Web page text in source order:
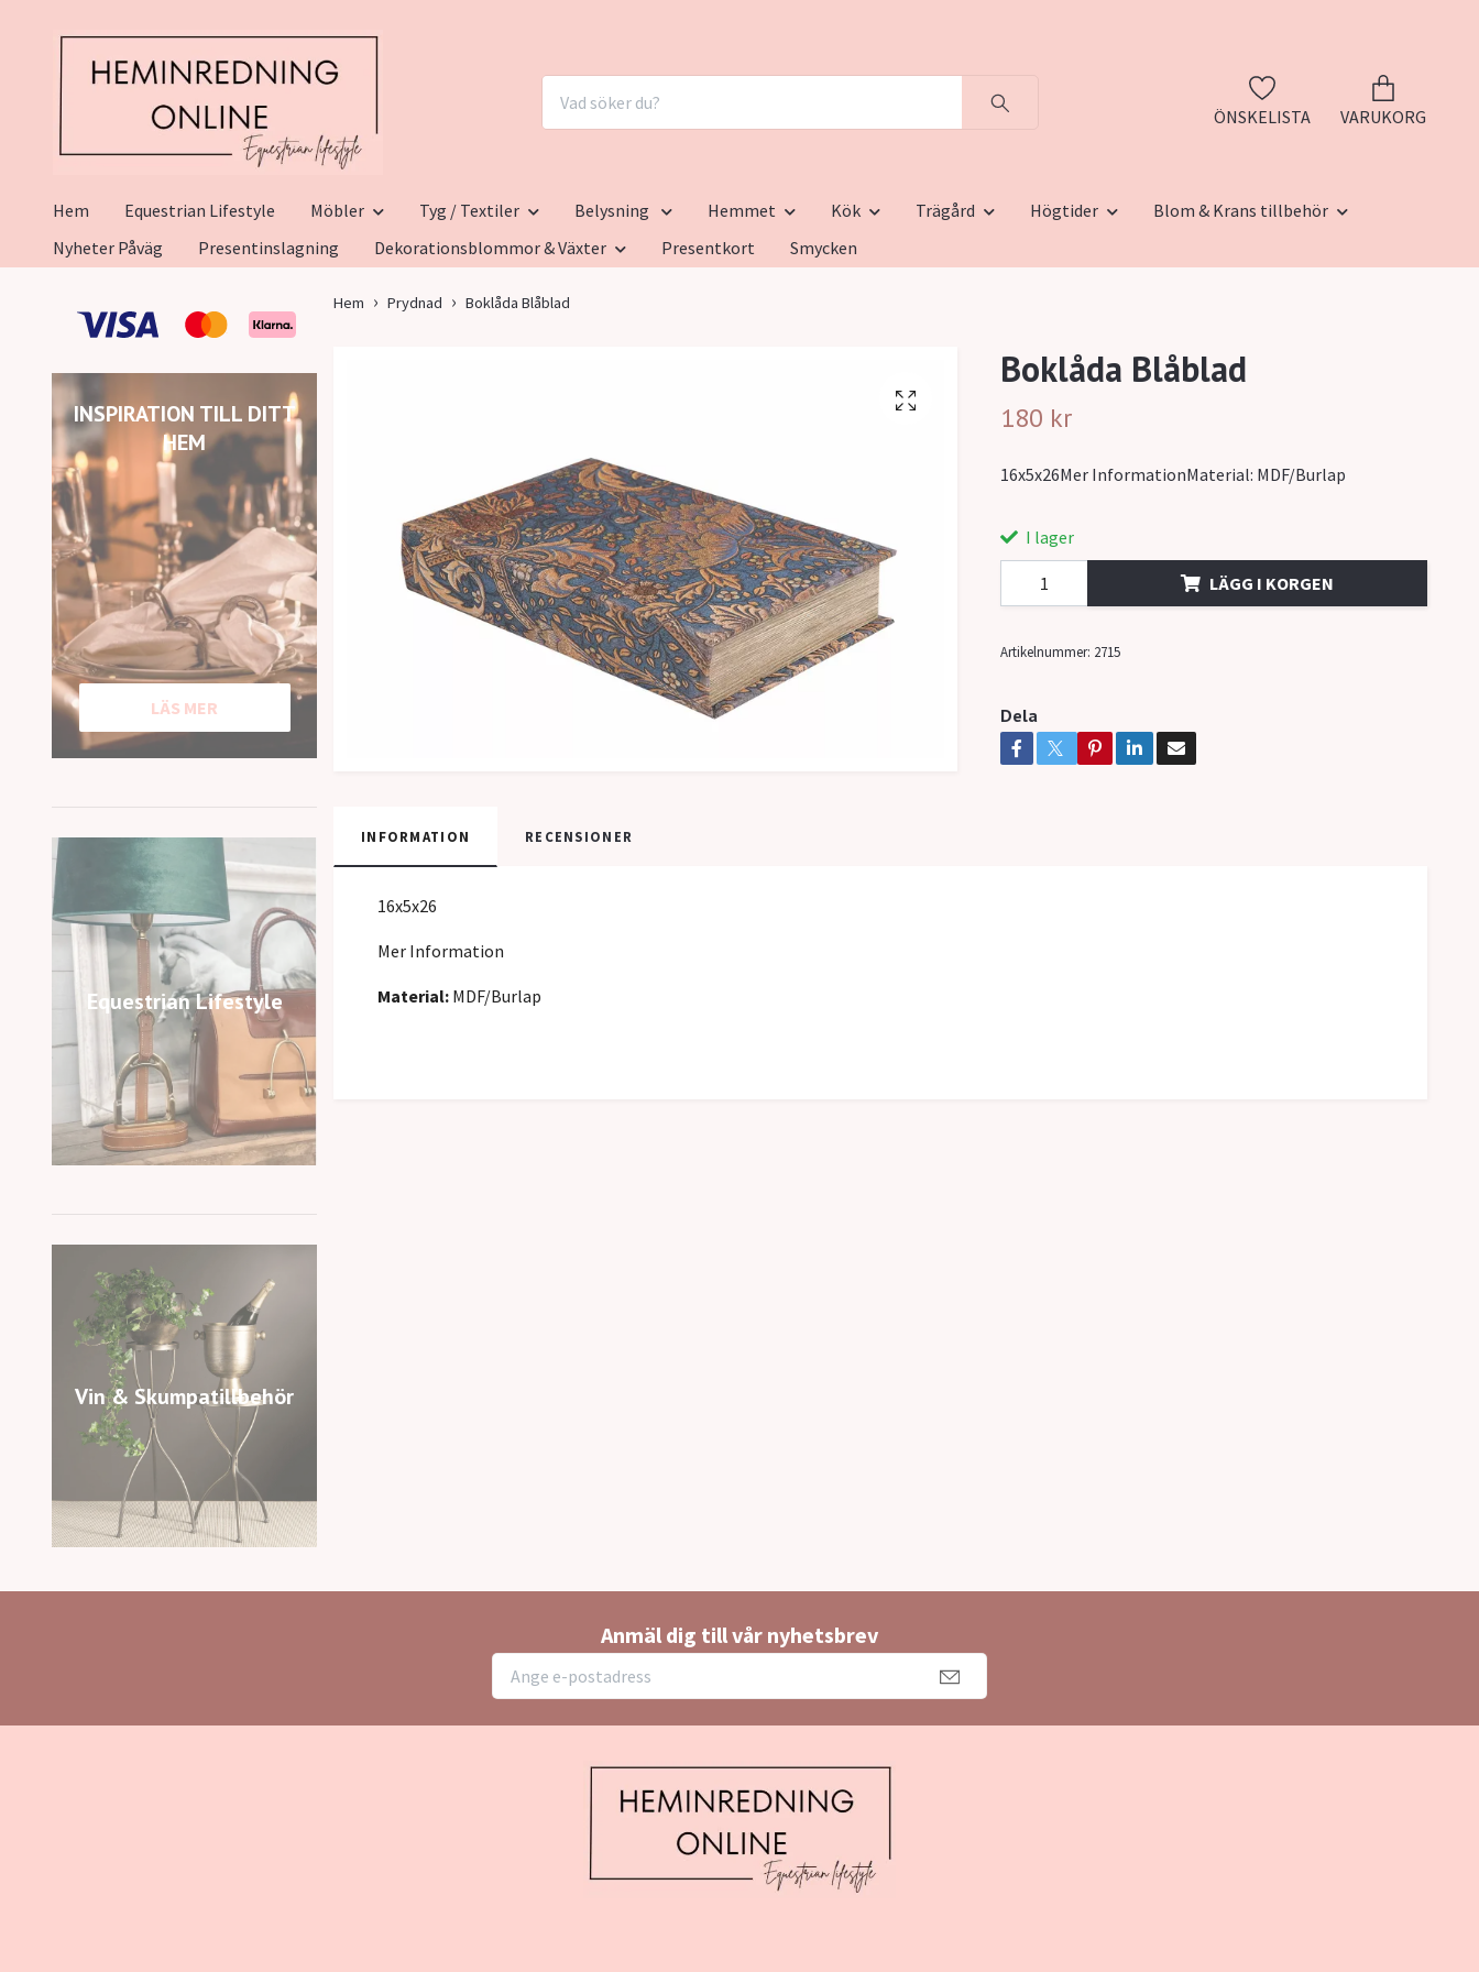
ÖNSKELISTA VARUKORG
Hem Equestrian Lifestyle Möbler Tyg / Textiler Belysning Hemmet Kök Trägård Högtider
Blom & Krans tillbehör
Nyheter Påväg
Presentinslagning Dekorationsblommor & Växter Presentkort Smycken
INSPIRATION TILL DITT
HEM
LÄS MER
Equestrian Lifestyle
Vin & Skumpatillbehör
Hem Prydnad Boklåda Blåblad
Boklåda Blåblad
180 kr
16x5x26Mer InformationMaterial: MDF/Burlap
I lager
LÄGG I KORGEN
Artikelnummer: 2715
Dela
INFORMATION RECENSIONER
16x5x26
Mer Information
Material: MDF/Burlap
Anmäl dig till vår nyhetsbrev